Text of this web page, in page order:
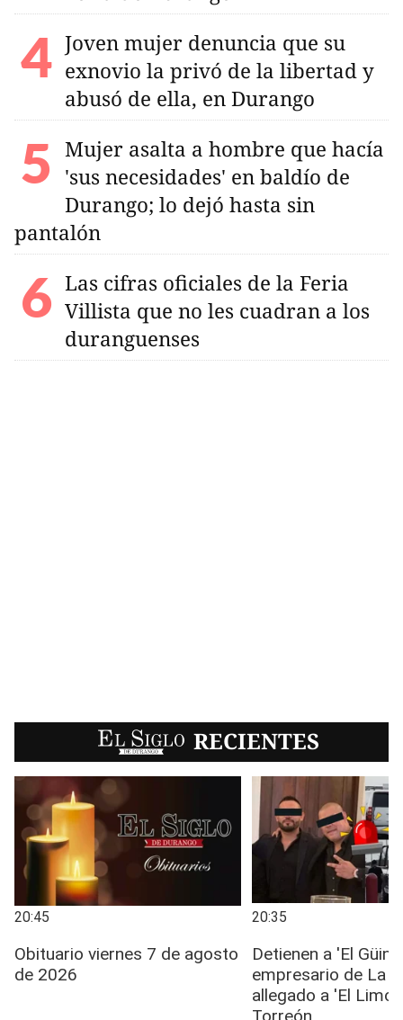
Joven mujer denuncia que su
exnovio la privó de la libertad y
abusó de ella, en Durango
Mujer asalta a hombre que hacía
'sus necesidades' en baldío de
Durango; lo dejó hasta sin
pantalón
Las cifras oficiales de la Feria
Villista que no les cuadran a los
duranguenses
EL SIGLO RECIENTES